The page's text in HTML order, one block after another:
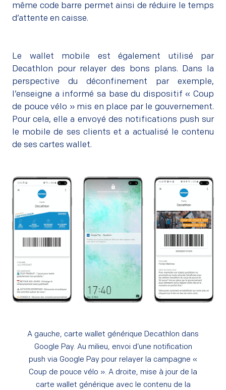
même code barre permet ainsi de réduire le temps
d’attente en caisse.
Le wallet mobile est également utilisé par
Decathlon pour relayer des bons plans. Dans la
perspective du déconfinement par exemple,
l’enseigne a informé sa base du dispositif « Coup
de pouce vélo » mis en place par le gouvernement.
Pour cela, elle a envoyé des notifications push sur
le mobile de ses clients et a actualisé le contenu
de ses cartes wallet.
A gauche, carte wallet générique Decathlon dans
Google Pay. Au milieu, envoi d’une notification
push via Google Pay pour relayer la campagne «
Coup de pouce vélo ». A droite, mise à jour de la
carte wallet générique avec le contenu de la